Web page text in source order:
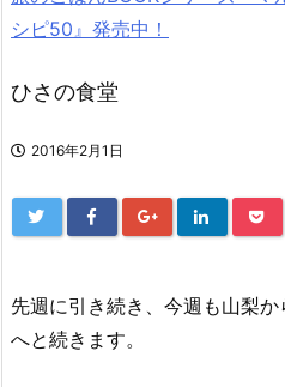
シピ50』発売中！
ひさの食堂
2016年2月1日
先週に引き続き、今週も山梨
へと続きます。